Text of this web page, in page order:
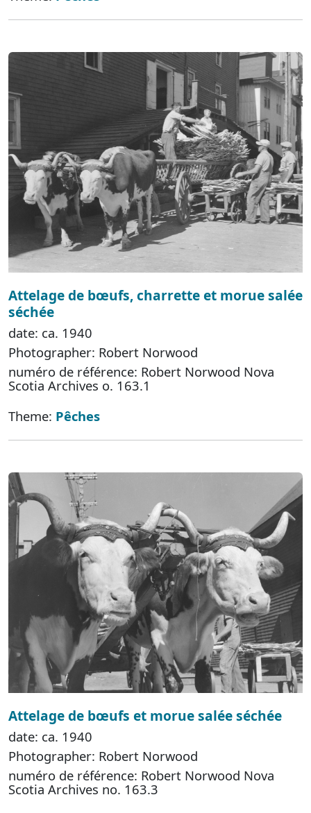
Attelage de bœufs, charrette et morue salée
séchée
date: ca. 1940
Photographer: Robert Norwood
numéro de référence: Robert Norwood Nova
Scotia Archives o. 163.1
Theme: Pêches
Attelage de bœufs et morue salée séchée
date: ca. 1940
Photographer: Robert Norwood
numéro de référence: Robert Norwood Nova
Scotia Archives no. 163.3